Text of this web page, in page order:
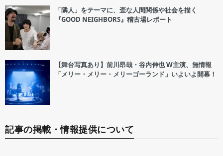
「隣人」をテーマに、歪な人間関係や社会を描く
『GOOD NEIGHBORS』稽古場レポート
【舞台写真あり】前川昂哉・谷内伸也 W主演、無情報
「メリー・メリー・メリーゴーランド」いよいよ開幕！
記事の掲載・情報提供について